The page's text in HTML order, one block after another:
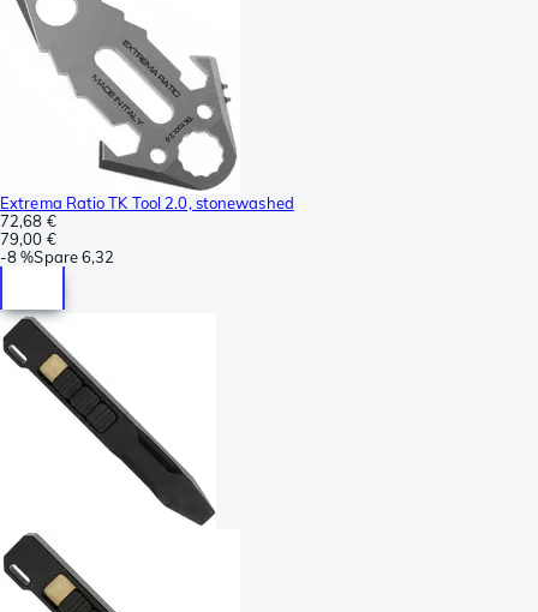
Extrema Ratio TK Tool 2.0, stonewashed
72,68 €
79,00 €
-8 %Spare6,32